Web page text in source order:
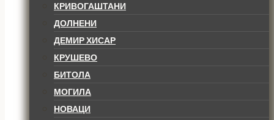
КРИВОГАШТАНИ
ДОЛНЕНИ
ДЕМИР ХИСАР
КРУШЕВО
БИТОЛА
МОГИЛА
НОВАЦИ